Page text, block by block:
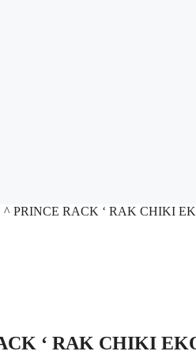
^ PRINCE RACK ‘ RAK CHIKI
‘ RAK CHIKI